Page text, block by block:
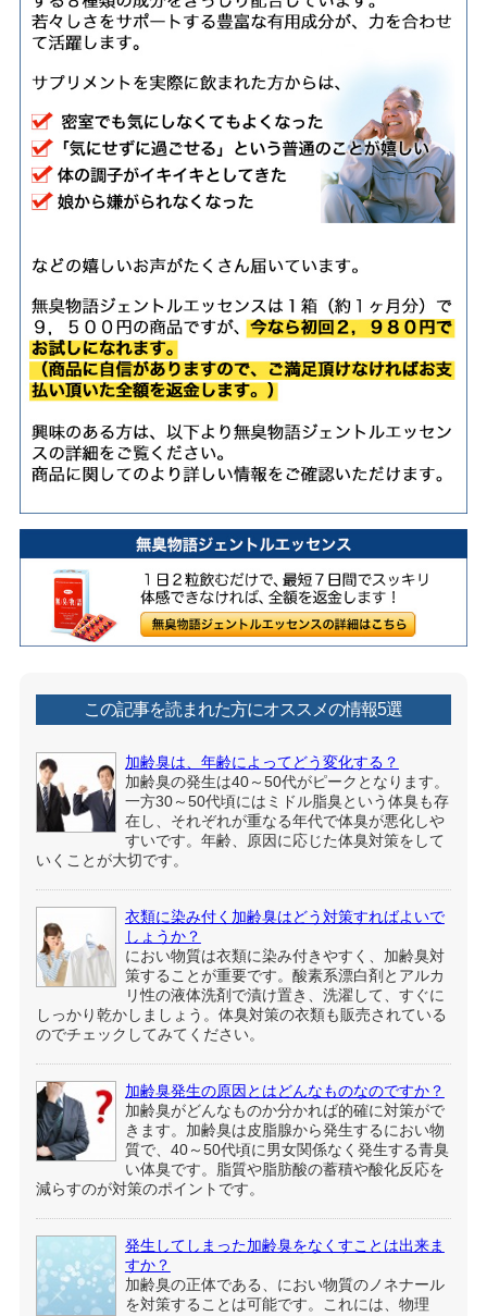
この記事を読まれた方にオススメの情報5選
加齢臭は、年齢によってどう変化する？
加齢臭の発生は40～50代がピークとなります。
一方30～50代頃にはミドル脂臭という体臭も存
在し、それぞれが重なる年代で体臭が悪化しや
すいです。年齢、原因に応じた体臭対策をして
いくことが大切です。
衣類に染み付く加齢臭はどう対策すればよいで
しょうか？
におい物質は衣類に染み付きやすく、加齢臭対
策することが重要です。酸素系漂白剤とアルカ
リ性の液体洗剤で漬け置き、洗濯して、すぐに
しっかり乾かしましょう。体臭対策の衣類も販売されている
のでチェックしてみてください。
加齢臭発生の原因とはどんなものなのですか？
加齢臭がどんなものか分かれば的確に対策がで
きます。加齢臭は皮脂腺から発生するにおい物
質で、40～50代頃に男女関係なく発生する青臭
い体臭です。脂質や脂肪酸の蓄積や酸化反応を
減らすのが対策のポイントです。
発生してしまった加齢臭をなくすことは出来ま
すか？
加齢臭の正体である、におい物質のノネナール
を対策することは可能です。これには、物理